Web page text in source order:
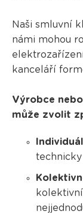
Naši smluvní
námi mohou
kanceláří
Výrobce
může zvolit
technicky